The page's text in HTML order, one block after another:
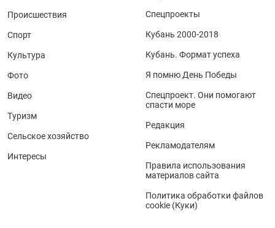
Происшествия
Спорт
Культура
Фото
Видео
Туризм
Сельское хозяйство
Интересы
Спецпроекты
Кубань 2000-2018
Кубань. Формат успеха
Я помню День Победы
Спецпроект. Они помогают
спасти море
Редакция
Рекламодателям
Правила использования
материалов сайта
Политика обработки файлов
cookie (Куки)